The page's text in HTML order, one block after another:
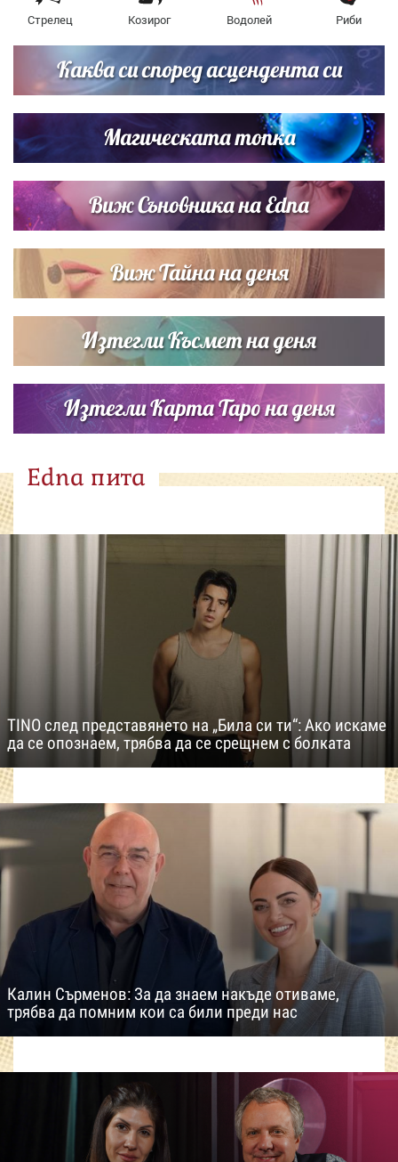
Стрелец Козирог Водолей Риби
Каква си според асцендента си
Магическата топка
Виж Съновника на Edna
Виж Тайна на деня
Изтегли Късмет на деня
Изтегли Карта Таро на деня
Edna пита
TINO след представянето на „Била си ти“: Ако искаме
да се опознаем, трябва да се срещнем с болката
Калин Сърменов: За да знаем накъде отиваме,
трябва да помним кои са били преди нас